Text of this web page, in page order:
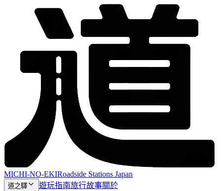
MICHI-NO-EKIRoadside Stations Japan
道之驛 遊玩指南旅行故事關於